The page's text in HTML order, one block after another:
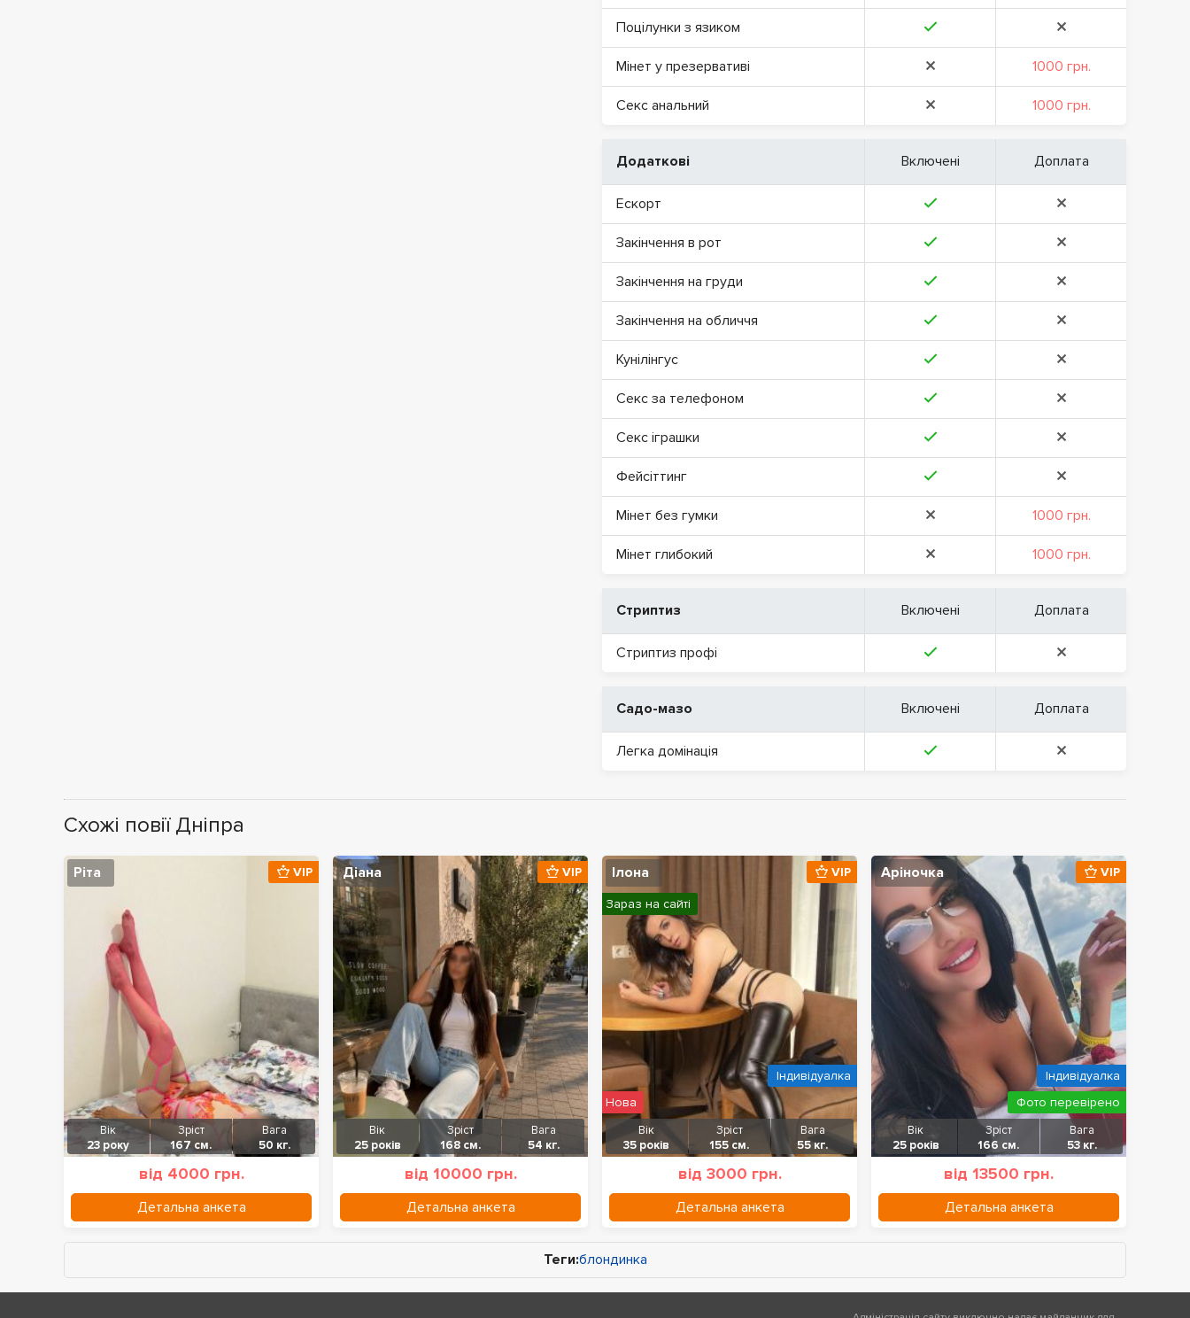
Поцілунки з язиком
Мінет у презервативі 1000 грн.
Секс анальний 1000 грн.
Додаткові Включені Доплата
Ескорт
Закінчення в рот
Закінчення на груди
Закінчення на обличчя
Кунілінгус
Секс за телефоном
Секс іграшки
Фейсіттинг
Мінет без гумки 1000 грн.
Мінет глибокий 1000 грн.
Стриптиз Включені Доплата
Стриптиз профі
Садо-мазо Включені Доплата
Легка домінація
Схожі повії Дніпра
Ріта
Вік
23 року
Зріст
167 см.
Вага
50 кг.
від 4000 грн.
Детальна анкета
VIP Діана
Вік
25 років
Зріст
168 см.
Вага
54 кг.
від 10000 грн.
Детальна анкета
VIP Ілона
Вік
35 років
Зріст
155 см.
Вага
55 кг.
від 3000 грн.
Детальна анкета
VIP
Зараз на сайті
Нова
Індивідуалка
Аріночка
Вік
25 років
Зріст
166 см.
Вага
53 кг.
від 13500 грн.
Детальна анкета
VIP
Фото перевірено
Індивідуалка
Теги:блондинка